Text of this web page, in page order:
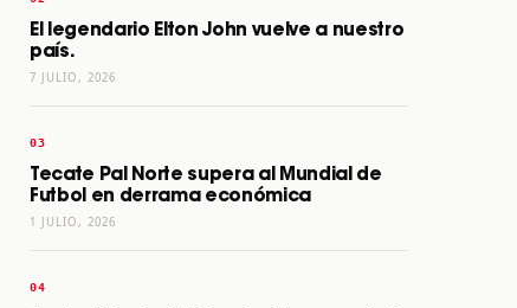
El legendario Elton John vuelve a nuestro
país.
7 JULIO, 2026
Tecate Pal Norte supera al Mundial de
Futbol en derrama económica
1 JULIO, 2026